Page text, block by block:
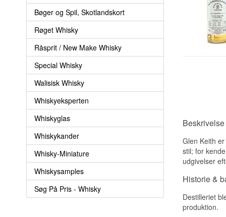
Bøger og Spil, Skotlandskort
Røget Whisky
Råsprit / New Make Whisky
Special Whisky
Walisisk Whisky
Whiskyeksperten
Whiskyglas
Whiskykander
Whisky-Miniature
Whiskysamples
Søg På Pris - Whisky
Glen Keith
stil; for
udgivelser
Historie &
Destilleriet
produktion.